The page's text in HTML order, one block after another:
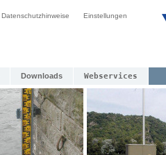
Datenschutzhinweise Einstellungen
Downloads Webservices